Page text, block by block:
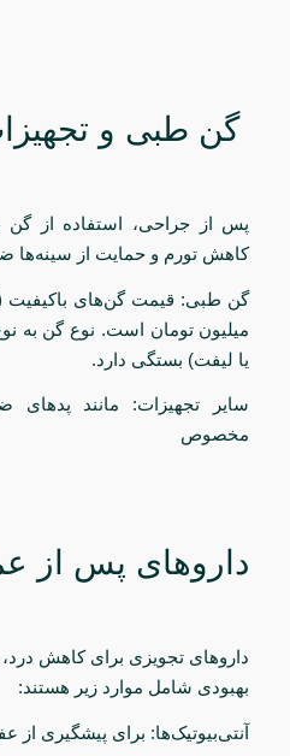
گن طبی و
پس از جراحی، استفاده از
کاهش تورم و حمایت از سینه‌ها
میلیون تومان است. نوع گن به
یا لیفت) بستگی دارد.
سایر تجهیزات: مانند پدهای
مخصوص
داروهای پس از
داروهای تجویزی برای کاهش
بهبودی شامل موارد زیر هستند:
آنتی‌بیوتیک‌ها: برای پیشگیری از